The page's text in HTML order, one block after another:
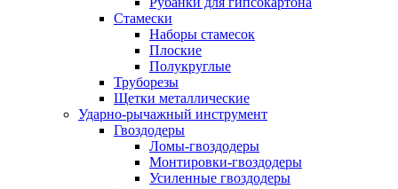
Стамески
Наборы стамесок
Плоские
Полукруглые
Труборезы
Щетки металлические
Ударно-рычажный инструмент
Гвоздодеры
Ломы-гвоздодеры
Монтировки-гвоздодеры
Усиленные гвоздодеры